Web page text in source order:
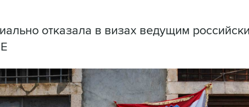
отказала в визах ведущим